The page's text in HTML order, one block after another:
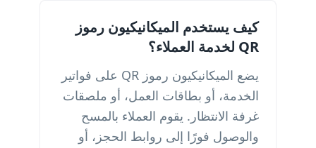
كيف يستخدم الميكانيكيون رموز
QR لخدمة العملاء؟
يضع الميكانيكيون رموز QR على فواتير
الخدمة، أو بطاقات العمل، أو ملصقات
غرفة الانتظار. يقوم العملاء بالمسح
والوصول فورًا إلى روابط الحجز، أو